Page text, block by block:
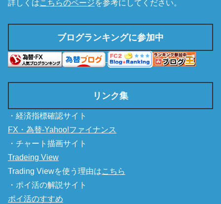
詳しくはこちらのページを参考にしてください。
ブログランキングに参加中
リンク集
・経済指標確認サイト
FX・為替-Yahoo!ファイナンス
・チャート描画サイト
Tradeing View
Trading Viewを使う理由はこちら
・ポイ活の解説サイト
ポイ活のすすめ